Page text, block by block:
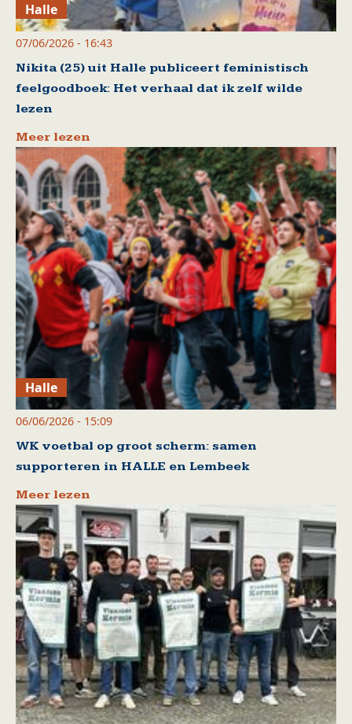
Halle
07/06/2026 - 16:43
Nikita (25) uit Halle publiceert feministisch
feelgoodboek: Het verhaal dat ik zelf wilde
lezen
Meer lezen
Halle
06/06/2026 - 15:09
WK voetbal op groot scherm: samen
supporteren in HALLE en Lembeek
Meer lezen